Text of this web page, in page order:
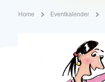
Home Eventkalender